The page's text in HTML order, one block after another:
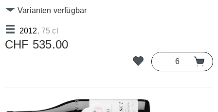
2012, 75 cl
Varianten verfügbar
CHF 535.00